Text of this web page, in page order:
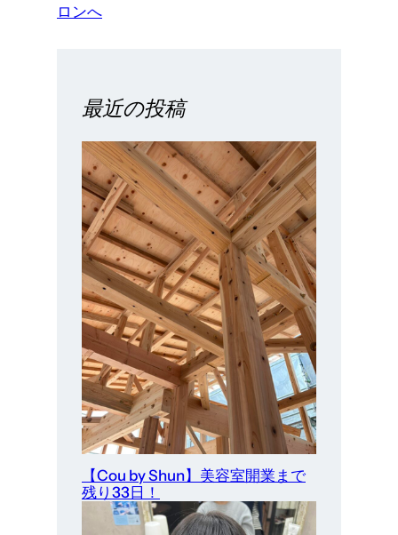
最近の投稿
【Cou by Shun】美容室開業まで
残り33日！